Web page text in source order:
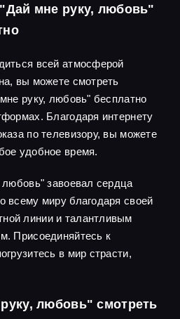
мне руку, любовь"
всей атмосферой
вы можете смотреть
руку, любовь" бесплатно
Благодаря интернету
по телевизору, вы можете
удобное время.
завоевал сердца
всему миру благодаря своей
линии и талантливым
Присоединяйтесь к
в мир страсти,
любовь" смотреть